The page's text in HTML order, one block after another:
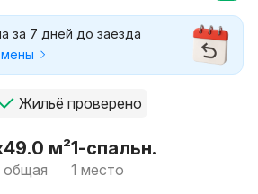
за 7 дней до заезда
Жильё проверено
49.0 м²
общая
1-спальн.
1 место